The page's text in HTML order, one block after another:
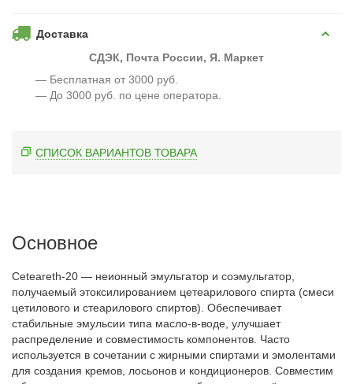
Доставка
СДЭК, Почта России, Я. Маркет
— Бесплатная от 3000 руб.
— До 3000 руб. по цене оператора.
СПИСОК ВАРИАНТОВ ТОВАРА
Основное
Ceteareth-20 — неионный эмульгатор и соэмульгатор,
получаемый этоксилированием цетеарилового спирта (смеси
цетилового и стеарилового спиртов). Обеспечивает
стабильные эмульсии типа масло-в-воде, улучшает
распределение и совместимость компонентов. Часто
используется в сочетании с жирными спиртами и эмолентами
для создания кремов, лосьонов и кондиционеров. Совместим